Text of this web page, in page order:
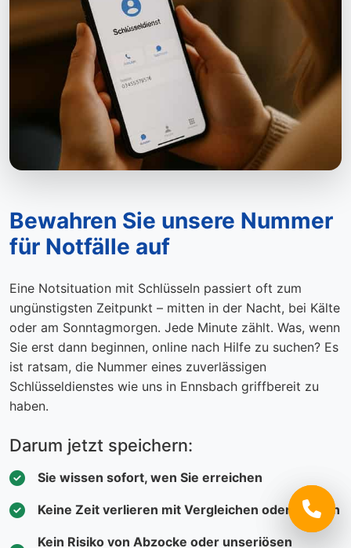
Bewahren Sie unsere Nummer
für Notfälle auf
Eine Notsituation mit Schlüsseln passiert oft zum
ungünstigsten Zeitpunkt – mitten in der Nacht, bei Kälte
oder am Sonntagmorgen. Jede Minute zählt. Was, wenn
Sie erst dann beginnen, online nach Hilfe zu suchen? Es
ist ratsam, die Nummer eines zuverlässigen
Schlüsseldienstes wie uns in Ennsbach griffbereit zu
haben.
Darum jetzt speichern:
Sie wissen sofort, wen Sie erreichen
Keine Zeit verlieren mit Vergleichen oder Suchen
Kein Risiko von Abzocke oder unseriösen